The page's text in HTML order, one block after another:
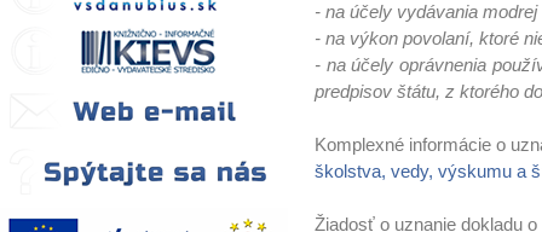
- na účely vydávania
- na výkon povolaní, ktoré
- na účely oprávnenia
predpisov štátu, z ktorého
Komplexné informácie o
školstva, vedy, výskumu a
Žiadosť o uznanie dokladu